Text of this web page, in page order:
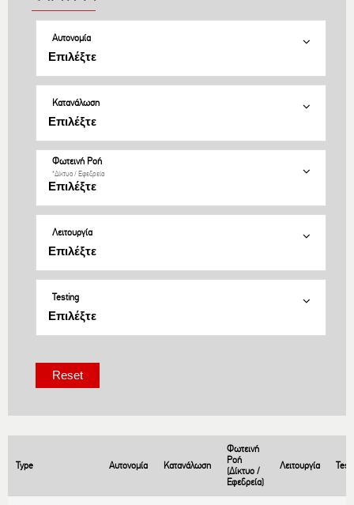
Αυτονομία
Κατανάλωση
Φωτεινή Ροή
*Δίκτυο / Εφεδρεία
Λειτουργία
Testing
Type Αυτονομία Κατανάλωση
Φωτεινή
Ροή
(Δίκτυο /
Εφεδρεία)
Λειτουργία